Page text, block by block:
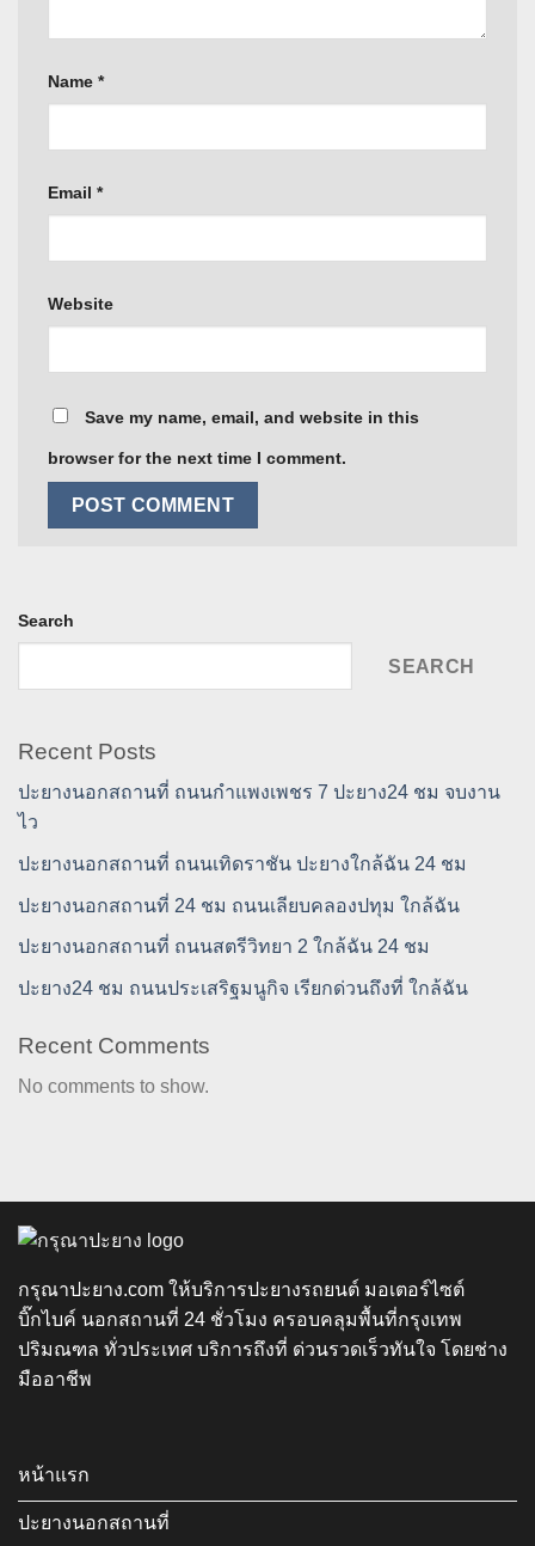
Name *
Email *
Website
Save my name, email, and website in this
browser for the next time I comment.
Search
SEARCH
Recent Posts
ปะยางนอกสถานที่ ถนนกำแพงเพชร 7 ปะยาง24 ชม จบงาน
ไว
ปะยางนอกสถานที่ ถนนเทิดราชัน ปะยางใกล้ฉัน 24 ชม
ปะยางนอกสถานที่ 24 ชม ถนนเลียบคลองปทุม ใกล้ฉัน
ปะยางนอกสถานที่ ถนนสตรีวิทยา 2 ใกล้ฉัน 24 ชม
ปะยาง24 ชม ถนนประเสริฐมนูกิจ เรียกด่วนถึงที่ ใกล้ฉัน
Recent Comments
No comments to show.
กรุณาปะยาง.com ให้บริการปะยางรถยนต์ มอเตอร์ไซต์
บิ๊กไบค์ นอกสถานที่ 24 ชั่วโมง ครอบคลุมพื้นที่กรุงเทพ
ปริมณฑล ทั่วประเทศ บริการถึงที่ ด่วนรวดเร็วทันใจ โดยช่าง
มืออาชีพ
หน้าแรก
ปะยางนอกสถานที่